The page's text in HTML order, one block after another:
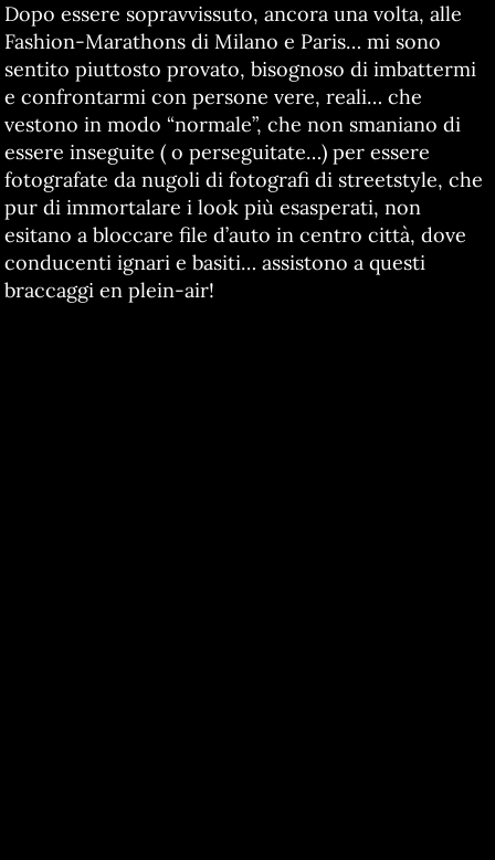
Dopo essere sopravvissuto, ancora una volta, alle
Fashion-Marathons di Milano e Paris… mi sono
sentito piuttosto provato, bisognoso di imbattermi
e confrontarmi con persone vere, reali… che
vestono in modo “normale”, che non smaniano di
essere inseguite ( o perseguitate…) per essere
fotografate da nugoli di fotografi di streetstyle, che
pur di immortalare i look più esasperati, non
esitano a bloccare file d’auto in centro città, dove
conducenti ignari e basiti… assistono a questi
braccaggi en plein-air!